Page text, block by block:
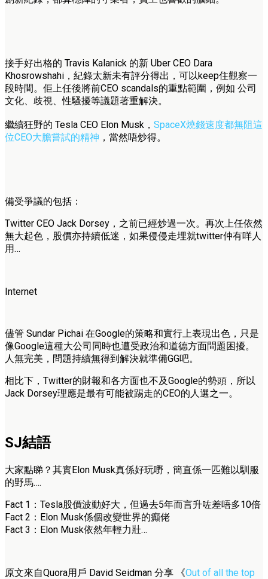
接手好出格的 Travis Kalanick 的新 Uber CEO Dara
Khosrowshahi，紀錄太新未有評分得出，可以keep住觀察一
段時間。佢上任後將前CEO scandals的重點範圍，例如 公司
文化、歧視、性騷擾等議題著重解決。
繼續狂野的 Tesla CEO Elon Musk， SpaceX燒錢速度都無阻這
位CEO大膽嘗試的精神 ，當然唔炒得。
備受爭議的包括：
Twitter CEO Jack Dorsey，之前已經炒過一次。再次上任依然
無大起色，股價亦持續低迷，如果侵侵走埋就twitter仲有咩人
用…
Internet
儘管 Sundar Pichai 在Google的策略和實行上表現出色，只是
像Google這種大公司同時也遭受政治和道德方面問題困擾。
人無完美，問題持續無得到解決就準備GG吧。
相比下，Twitter的財報和各方面也不及Google的勢頭，所以
Jack Dorsey理應是最有可能被踢走的CEO的人選之一。
SJ結語
大家點睇？其實Elon Musk真係好玩嘢，簡直係一匹難以馴服
的野馬….
Fact 1：Tesla股價波動好大，但過去5年而言升咗差唔多10倍
Fact 2：Elon Musk係個改變世界的癲佬
Fact 3：Elon Musk依然年輕力壯…
原文來自Quora用戶 David Seidman 分享 《Out of all the top